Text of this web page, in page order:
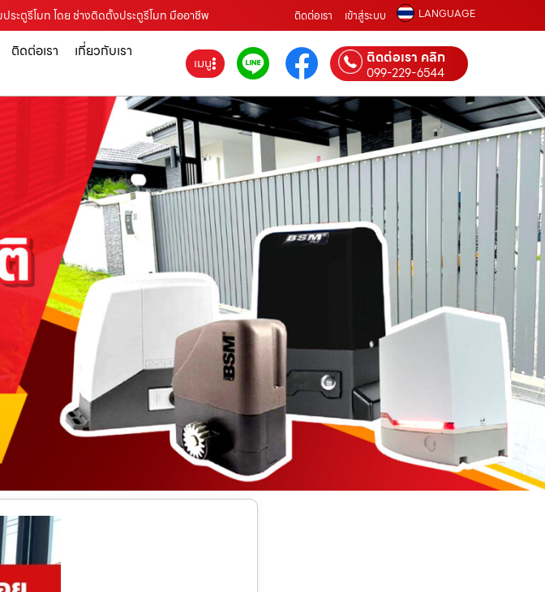
ะตูรีโมท โดย ช่างติดตั้งประตูรีโมท มืออาชีพ ติดต่อเรา เข้าสู่ระบบ LANGUAGE
ติดต่อเรา
เกี่ยวกับเรา
เมนู ติดต่อเรา คลิก
099-229-6544